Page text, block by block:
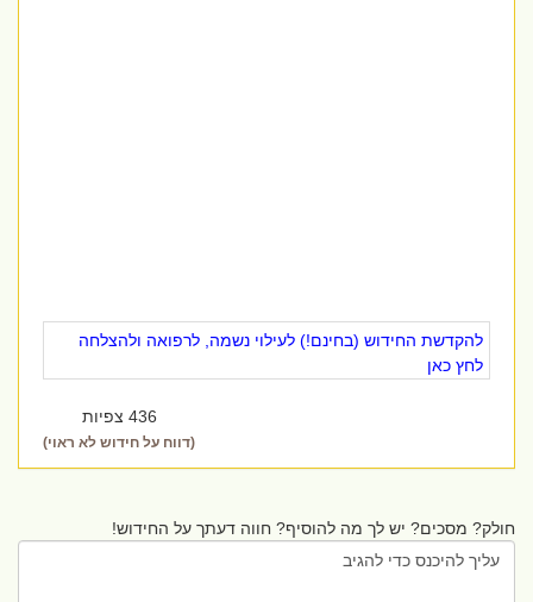
להקדשת החידוש (בחינם!) לעילוי נשמה, לרפואה ולהצלחה
לחץ כאן
436 צפיות
(דווח על חידוש לא ראוי)
חולק? מסכים? יש לך מה להוסיף? חווה דעתך על החידוש!